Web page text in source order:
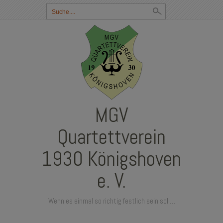
Suchbegriff
eingeben:
MGV
Quartettverein
1930 Königshoven
e. V.
Wenn es einmal so richtig festlich sein soll…